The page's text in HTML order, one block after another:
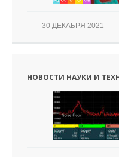
30 ДЕКАБРЯ 2021
НОВОСТИ НАУКИ И